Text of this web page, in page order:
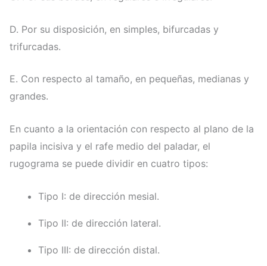
D. Por su disposición, en simples, bifurcadas y
trifurcadas.
E. Con respecto al tamaño, en pequeñas, medianas y
grandes.
En cuanto a la orientación con respecto al plano de la
papila incisiva y el rafe medio del paladar, el
rugograma se puede dividir en cuatro tipos:
Tipo I: de dirección mesial.
Tipo II: de dirección lateral.
Tipo III: de dirección distal.